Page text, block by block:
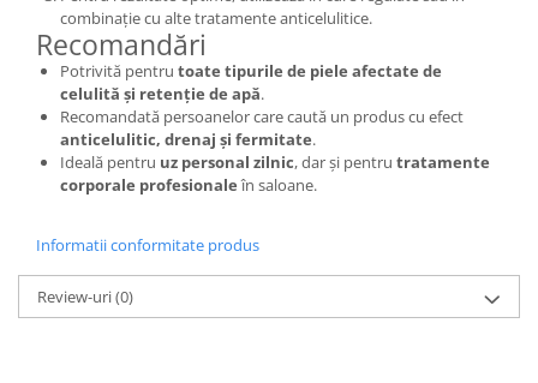
combinație cu alte tratamente anticelulitice.
Recomandări
Potrivită pentru toate tipurile de piele afectate de
celulită și retenție de apă.
Recomandată persoanelor care caută un produs cu efect
anticelulitic, drenaj și fermitate.
Ideală pentru uz personal zilnic, dar și pentru tratamente
corporale profesionaleîn saloane.
Informatii conformitate produs
Review-uri(0)